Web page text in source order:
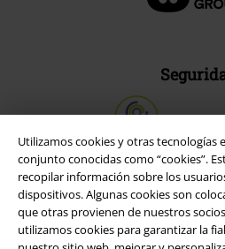
Utilizamos cookies y otras tecnologías
conjunto conocidas como “cookies”.
recopilar información sobre los
dispositivos. Algunas cookies son
que otras provienen de nuestros
utilizamos cookies para garantizar la